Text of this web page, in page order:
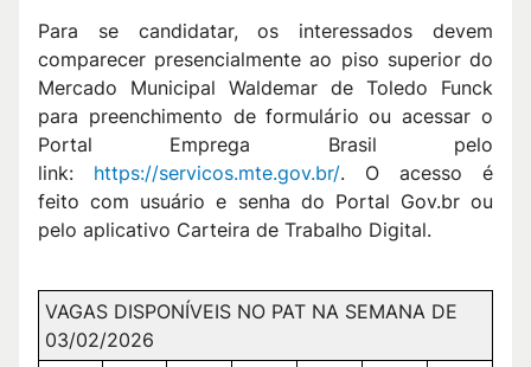
Para se candidatar, os interessados devem
comparecer presencialmente ao piso superior do
Mercado Municipal Waldemar de Toledo Funck
para preenchimento de formulário ou acessar o
Portal Emprega Brasil pelo
link: https://servicos.mte.gov.br/. O acesso é
feito com usuário e senha do Portal Gov.br ou
pelo aplicativo Carteira de Trabalho Digital.
VAGAS DISPONÍVEIS NO PAT NA SEMANA DE
03/02/2026